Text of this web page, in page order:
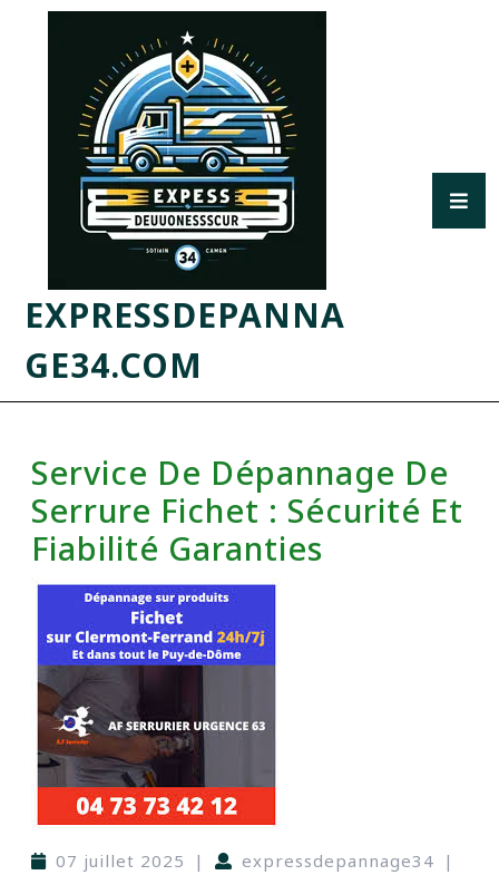
EXPRESSDEPANNA
GE34.COM
Service De Dépannage De
Serrure Fichet : Sécurité Et
Fiabilité Garanties
07 juillet 2025 | expressdepannage34 |